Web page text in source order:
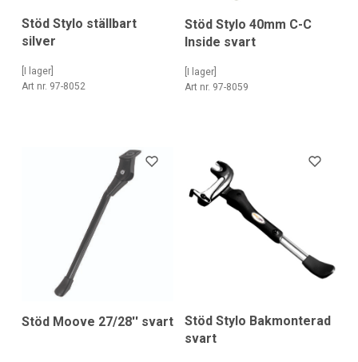
Stöd Stylo ställbart
silver
[I lager]
Art nr. 97-8052
Stöd Stylo 40mm C-C
Inside svart
[I lager]
Art nr. 97-8059
Stöd Moove 27/28'' svart
Stöd Stylo Bakmonterad
svart